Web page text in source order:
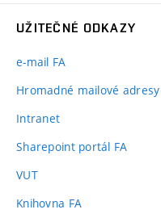
UŽITEČNÉ ODKAZY
e-mail FA
Hromadné mailové adresy
Intranet
Sharepoint portál FA
VUT(externí
Knihovna FA